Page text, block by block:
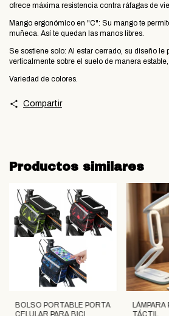
ofrece máxima resistencia contra ráfagas de
​Mango ergonómico en "C": Su mango te
muñeca. Así te quedan las manos libres.
​Se sostiene solo: Al estar cerrado, su diseño le
verticalmente sobre el suelo de manera
​Variedad de colores.
Compartir
Productos similares
BOLSO PORTABLE PORTA
CELULAR PARA BICI
LÁMPARA
TÁCTIL